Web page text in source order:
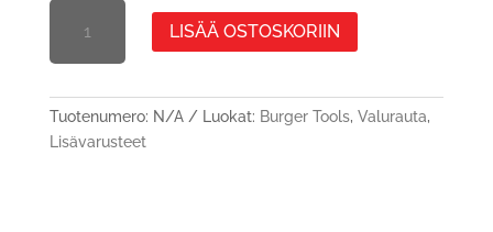
KAKSIPUOLINEN
VALURAUTAINEN
GRILLI
PAISTOLEVY,
MÄÄRÄ
LISÄÄ OSTOSKORIIN
Tuotenumero: N/A Luokat: Burger Tools, Valurauta,
Lisävarusteet